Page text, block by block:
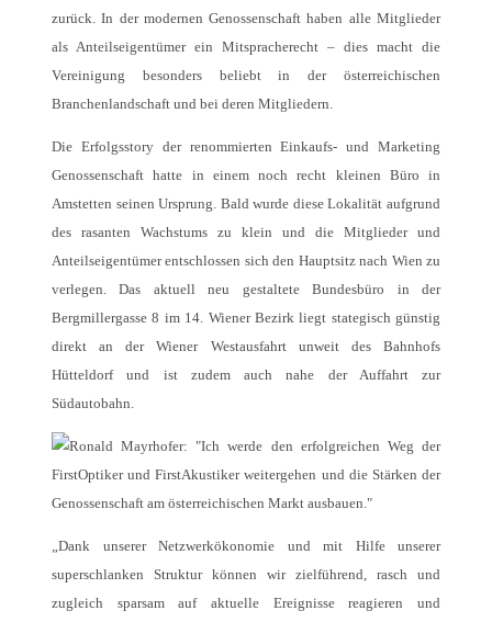
zurück. In der modernen Genossenschaft haben alle Mitglieder
als Anteilseigentümer ein Mitspracherecht – dies macht die
Vereinigung besonders beliebt in der österreichischen
Branchenlandschaft und bei deren Mitgliedern.
Die Erfolgsstory der renommierten Einkaufs- und Marketing
Genossenschaft hatte in einem noch recht kleinen Büro in
Amstetten seinen Ursprung. Bald wurde diese Lokalität aufgrund
des rasanten Wachstums zu klein und die Mitglieder und
Anteilseigentümer entschlossen sich den Hauptsitz nach Wien zu
verlegen. Das aktuell neu gestaltete Bundesbüro in der
Bergmillergasse 8 im 14. Wiener Bezirk liegt stategisch günstig
direkt an der Wiener Westausfahrt unweit des Bahnhofs
Hütteldorf und ist zudem auch nahe der Auffahrt zur
Südautobahn.
„Dank unserer Netzwerkökonomie und mit Hilfe unserer
superschlanken Struktur können wir zielführend, rasch und
zugleich sparsam auf aktuelle Ereignisse reagieren und